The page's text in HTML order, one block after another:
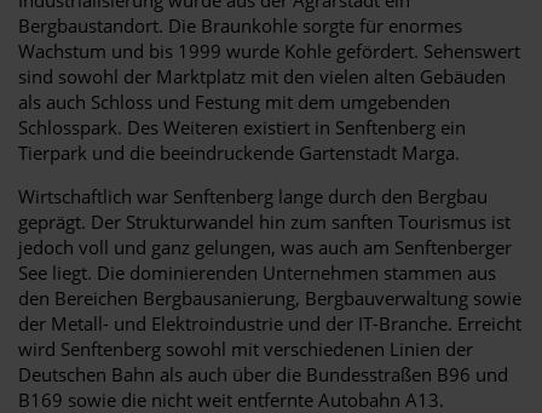
Bergbaustandort. Die Braunkohle sorgte für enormes
Wachstum und bis 1999 wurde Kohle gefördert. Sehenswert
sind sowohl der Marktplatz mit den vielen alten Gebäuden
als auch Schloss und Festung mit dem umgebenden
Schlosspark. Des Weiteren existiert in Senftenberg ein
Tierpark und die beeindruckende Gartenstadt Marga.
Wirtschaftlich war Senftenberg lange durch den Bergbau
geprägt. Der Strukturwandel hin zum sanften Tourismus ist
jedoch voll und ganz gelungen, was auch am Senftenberger
See liegt. Die dominierenden Unternehmen stammen aus
den Bereichen Bergbausanierung, Bergbauverwaltung sowie
der Metall- und Elektroindustrie und der IT-Branche. Erreicht
wird Senftenberg sowohl mit verschiedenen Linien der
Deutschen Bahn als auch über die Bundesstraßen B96 und
B169 sowie die nicht weit entfernte Autobahn A13.